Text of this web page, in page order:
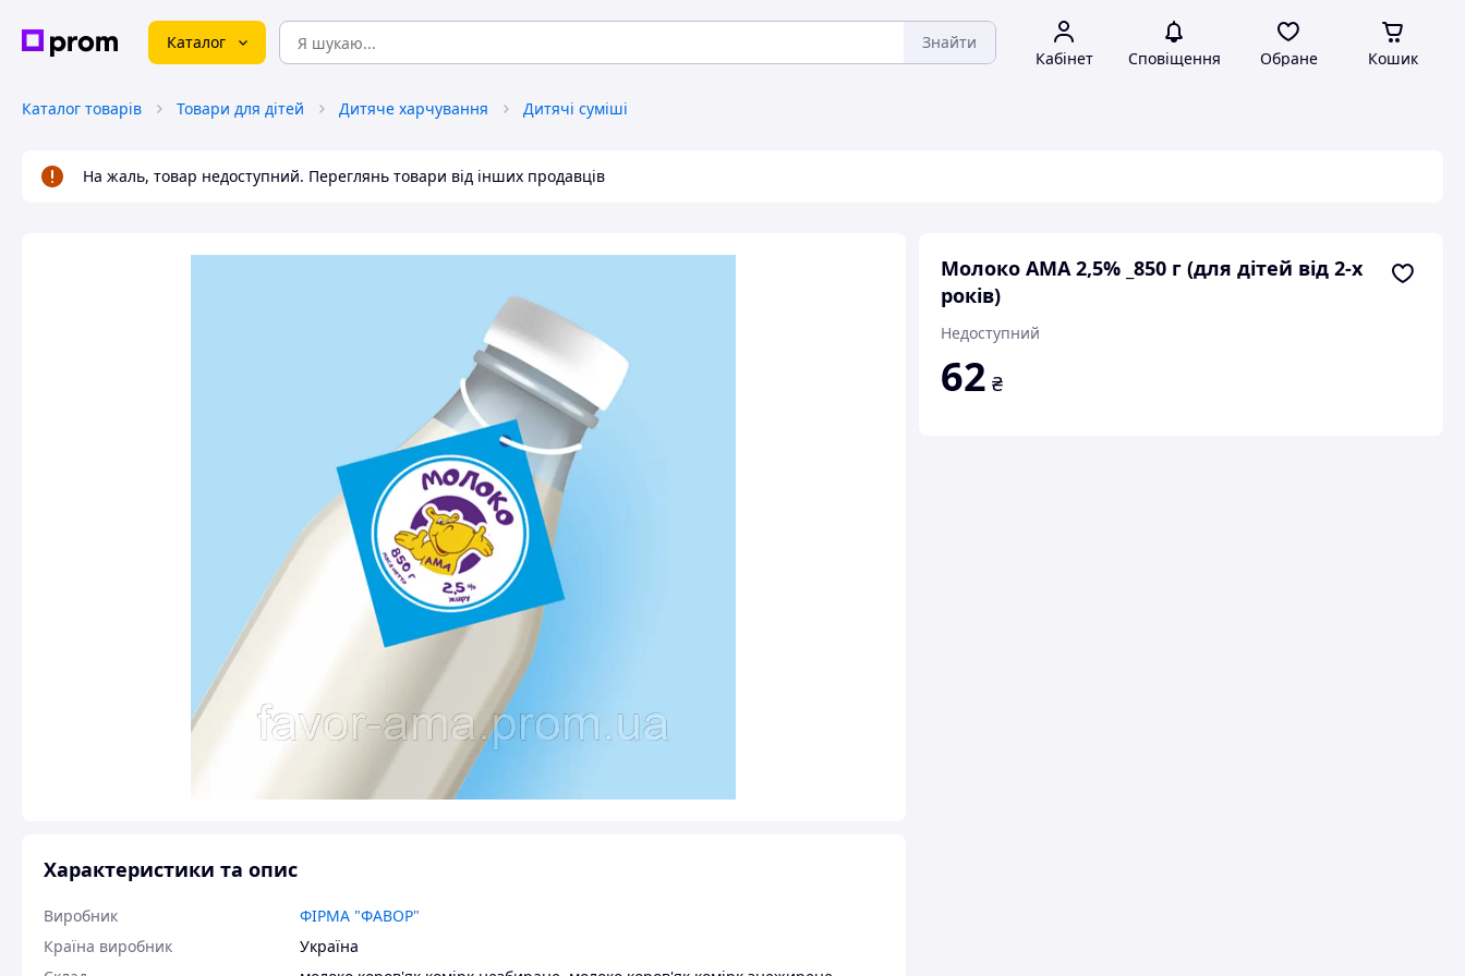
Каталог Знайти
Кабінет Сповіщення Обране Кошик
Каталог товарів Товари для дітей Дитяче харчування Дитячі суміші
На жаль, товар недоступний. Переглянь товари від інших продавців
Молоко АМА 2,5% _850 г (для дітей від 2-х
років)
Недоступний
62 ₴
Характеристики та опис
Виробник
ФІРМА "ФАВОР"
Країна виробник
Україна